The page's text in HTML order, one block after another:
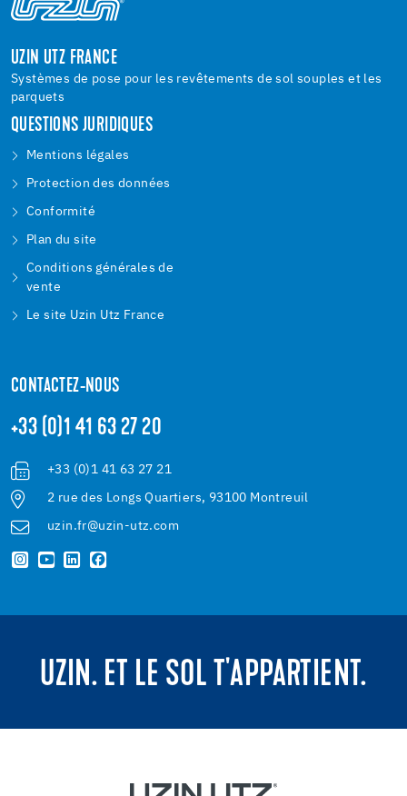
UZIN UTZ FRANCE
Systèmes de pose pour les revêtements de sol souples et les
parquets
QUESTIONS JURIDIQUES
Mentions légales
Protection des données
Conformité
Plan du site
Conditions générales de
vente
Le site Uzin Utz France
CONTACTEZ-NOUS
+33 (0)1 41 63 27 20
+33 (0)1 41 63 27 21
2 rue des Longs Quartiers, 93100 Montreuil
uzin.fr@uzin-utz.com
UZIN. ET LE SOL T'APPARTIENT.